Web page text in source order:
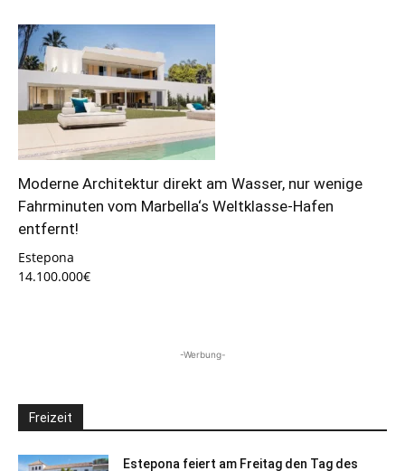
Moderne Architektur direkt am Wasser, nur wenige
Fahrminuten vom Marbella‘s Weltklasse-Hafen
entfernt!
Estepona
14.100.000€
-Werbung-
Freizeit
Estepona feiert am Freitag den Tag des